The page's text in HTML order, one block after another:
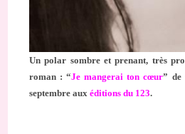
Un polar sombre et prenant, très
roman : “Je mangerai ton cœur” de
septembre auxéditions du 123.